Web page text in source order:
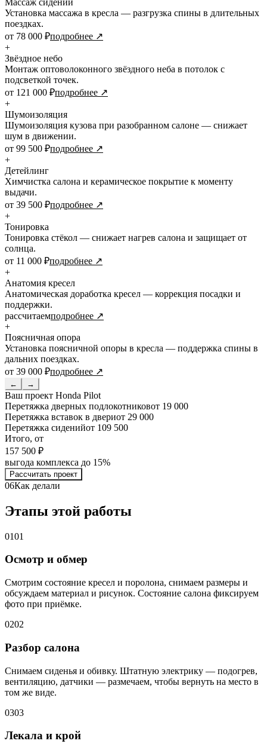
Установка массажа в кресла — разгрузка спины в длительных
поездках.
от 78 000 ₽подробнее ↗
+
Звёздное небо
Монтаж оптоволоконного звёздного неба в потолок с
подсветкой точек.
от 121 000 ₽подробнее ↗
+
Шумоизоляция
Шумоизоляция кузова при разобранном салоне — снижает
шум в движении.
от 99 500 ₽подробнее ↗
+
Детейлинг
Химчистка салона и керамическое покрытие к моменту
выдачи.
от 39 500 ₽подробнее ↗
+
Тонировка
Тонировка стёкол — снижает нагрев салона и защищает от
солнца.
от 11 000 ₽подробнее ↗
+
Анатомия кресел
Анатомическая доработка кресел — коррекция посадки и
поддержки.
рассчитаемподробнее ↗
+
Поясничная опора
Установка поясничной опоры в кресла — поддержка спины в
дальних поездках.
от 39 000 ₽подробнее ↗
← →
Ваш проект Honda Pilot
Перетяжка дверных подлокотниковот 19 000
Перетяжка вставок в двериот 29 000
Перетяжка сиденийот 109 500
Итого, от
157 500 ₽
выгода комплекса до 15%
Рассчитать проект
06Как делали
Этапы этой работы
0101
Осмотр и обмер
Смотрим состояние кресел и поролона, снимаем размеры и
обсуждаем материал и рисунок. Состояние салона фиксируем
фото при приёмке.
0202
Разбор салона
Снимаем сиденья и обивку. Штатную электрику — подогрев,
вентиляцию, датчики — размечаем, чтобы вернуть на место в
том же виде.
0303
Лекала и крой